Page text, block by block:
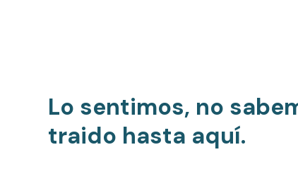
Lo sentimos, no
traido hasta aquí.